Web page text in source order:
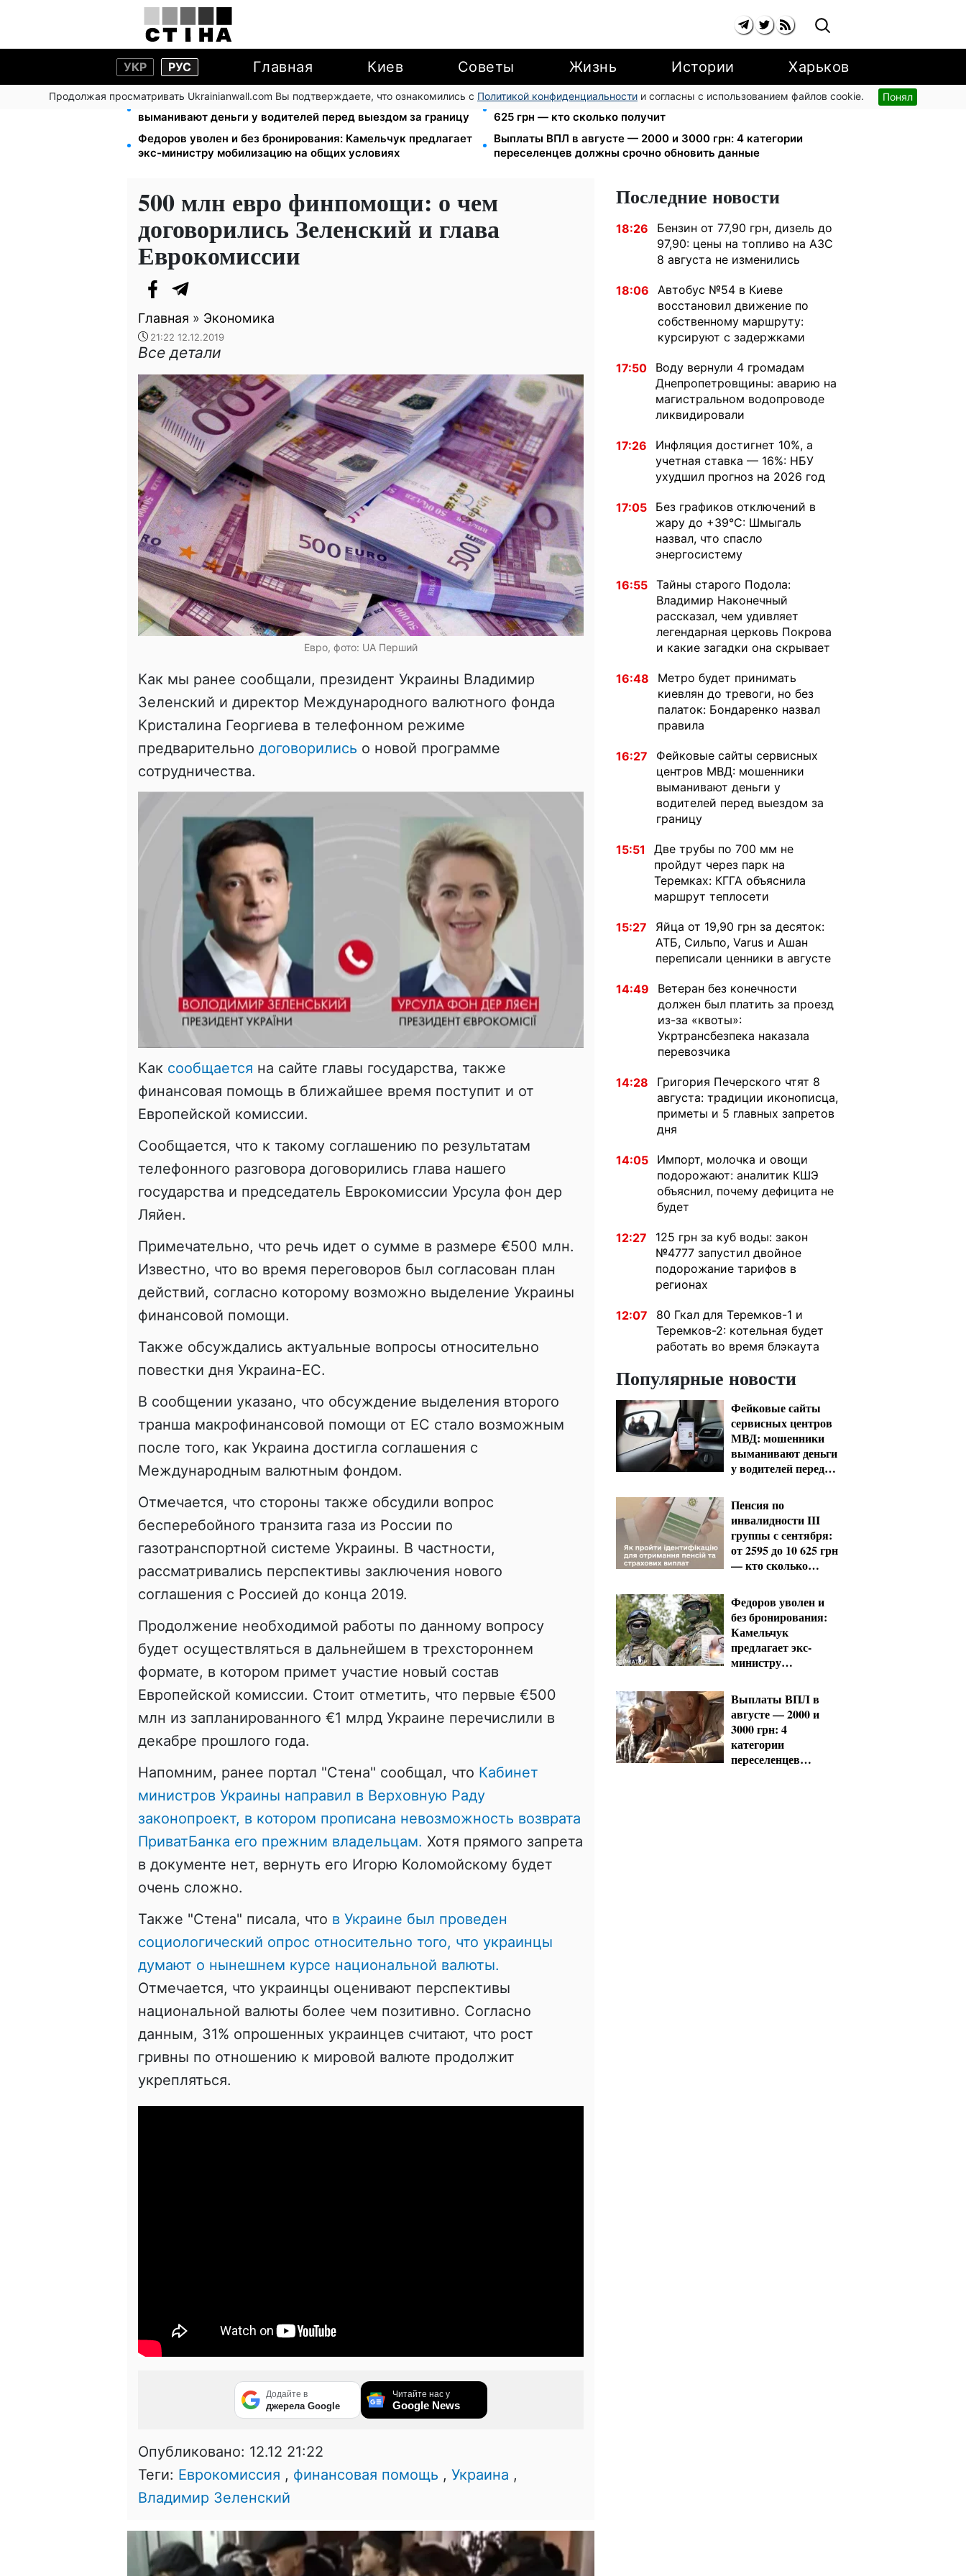
УКР РУС Главная Киев Советы Жизнь Истории Харьков
Продолжая просматривать Ukrainianwall.com Вы подтверждаете, что ознакомились с Политикой конфиденциальности и согласны с использованием файлов cookie. Понял
Фейковые сайты сервисных центров МВД: мошенники
выманивают деньги у водителей перед выездом за границу
Пенсия по инвалидности III группы с сентября: от 2595 до 10
625 грн — кто сколько получит
Федоров уволен и без бронирования: Камельчук предлагает
экс-министру мобилизацию на общих условиях
Выплаты ВПЛ в августе — 2000 и 3000 грн: 4 категории
переселенцев должны срочно обновить данные
500 млн евро финпомощи: о чем
договорились Зеленский и глава
Еврокомиссии
Главная » Экономика
21:22 12.12.2019
Все детали
Евро, фото: UA Перший
Как мы ранее сообщали, президент Украины Владимир
Зеленский и директор Международного валютного фонда
Кристалина Георгиева в телефонном режиме
предварительно договорились о новой программе
сотрудничества.
Как сообщается на сайте главы государства, также
финансовая помощь в ближайшее время поступит и от
Европейской комиссии.
Сообщается, что к такому соглашению по результатам
телефонного разговора договорились глава нашего
государства и председатель Еврокомиссии Урсула фон дер
Ляйен.
Примечательно, что речь идет о сумме в размере €500 млн.
Известно, что во время переговоров был согласован план
действий, согласно которому возможно выделение Украины
финансовой помощи.
Также обсуждались актуальные вопросы относительно
повестки дня Украина-ЕС.
В сообщении указано, что обсуждение выделения второго
транша макрофинансовой помощи от ЕС стало возможным
после того, как Украина достигла соглашения с
Международным валютным фондом.
Отмечается, что стороны также обсудили вопрос
бесперебойного транзита газа из России по
газотранспортной системе Украины. В частности,
рассматривались перспективы заключения нового
соглашения с Россией до конца 2019.
Продолжение необходимой работы по данному вопросу
будет осуществляться в дальнейшем в трехстороннем
формате, в котором примет участие новый состав
Европейской комиссии. Стоит отметить, что первые €500
млн из запланированного €1 млрд Украине перечислили в
декабре прошлого года.
Напомним, ранее портал "Стена" сообщал, что Кабинет
министров Украины направил в Верховную Раду
законопроект, в котором прописана невозможность возврата
ПриватБанка его прежним владельцам. Хотя прямого запрета
в документе нет, вернуть его Игорю Коломойскому будет
очень сложно.
Также "Стена" писала, что в Украине был проведен
социологический опрос относительно того, что украинцы
думают о нынешнем курсе национальной валюты.
Отмечается, что украинцы оценивают перспективы
национальной валюты более чем позитивно. Согласно
данным, 31% опрошенных украинцев считают, что рост
гривны по отношению к мировой валюте продолжит
укрепляться.
Додайте в
джерела Google
Читайте нас у
Google News
Опубликовано: 12.12 21:22
Теги: Еврокомиссия , финансовая помощь , Украина ,
Владимир Зеленский
Последние новости
18:26
Бензин от 77,90 грн, дизель до
97,90: цены на топливо на АЗС
8 августа не изменились
18:06
Автобус №54 в Киеве
восстановил движение по
собственному маршруту:
курсируют с задержками
17:50
Воду вернули 4 громадам
Днепропетровщины: аварию на
магистральном водопроводе
ликвидировали
17:26
Инфляция достигнет 10%, а
учетная ставка — 16%: НБУ
ухудшил прогноз на 2026 год
17:05
Без графиков отключений в
жару до +39°C: Шмыгаль
назвал, что спасло
энергосистему
16:55 Тайны старого Подола:
Владимир Наконечный
рассказал, чем удивляет
легендарная церковь Покрова
и какие загадки она скрывает
16:48
Метро будет принимать
киевлян до тревоги, но без
палаток: Бондаренко назвал
правила
16:27
Фейковые сайты сервисных
центров МВД: мошенники
выманивают деньги у
водителей перед выездом за
границу
15:51
Две трубы по 700 мм не
пройдут через парк на
Теремках: КГГА объяснила
маршрут теплосети
15:27
Яйца от 19,90 грн за десяток:
АТБ, Сильпо, Varus и Ашан
переписали ценники в августе
14:49
Ветеран без конечности
должен был платить за проезд
из-за «квоты»:
Укртрансбезпека наказала
перевозчика
14:28
Григория Печерского чтят 8
августа: традиции иконописца,
приметы и 5 главных запретов
дня
14:05
Импорт, молочка и овощи
подорожают: аналитик КШЭ
объяснил, почему дефицита не
будет
12:27
125 грн за куб воды: закон
№4777 запустил двойное
подорожание тарифов в
регионах
12:07
80 Гкал для Теремков-1 и
Теремков-2: котельная будет
работать во время блэкаута
Популярные новости
Фейковые сайты
сервисных центров
МВД: мошенники
выманивают деньги
у водителей перед
Пенсия по
инвалидности III
группы с сентября:
от 2595 до 10 625 грн
— кто сколько
Федоров уволен и
без бронирования:
Камельчук
предлагает экс-
министру
общих условиях
Выплаты ВПЛ в
августе — 2000 и
3000 грн: 4
категории
переселенцев